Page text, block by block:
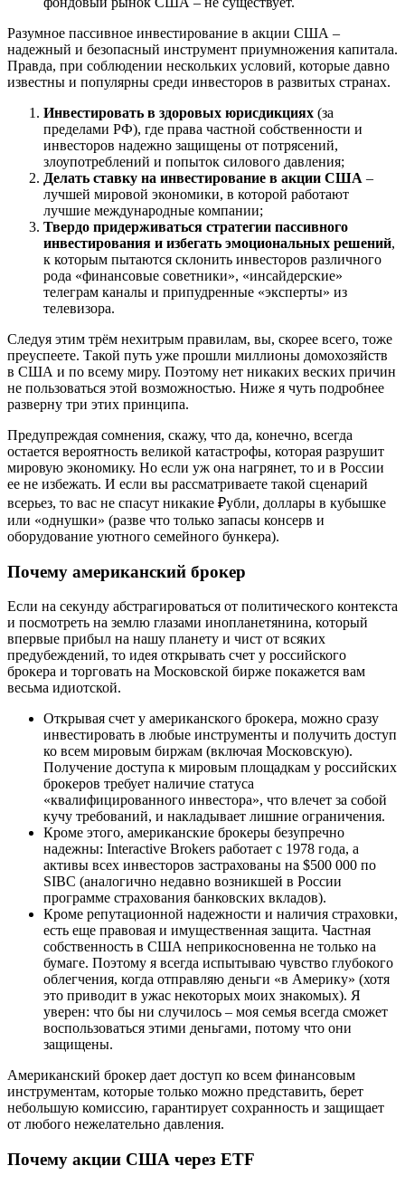
Разумное пассивное инвестирование в акции США –
надежный и безопасный инструмент приумножения капитала.
Правда, при соблюдении нескольких условий, которые давно
известны и популярны среди инвесторов в развитых странах.
Инвестировать в здоровых юрисдикциях (за
пределами РФ), где права частной собственности и
инвесторов надежно защищены от потрясений,
злоупотреблений и попыток силового давления;
Делать ставку на инвестирование в акции США –
лучшей мировой экономики, в которой работают
лучшие международные компании;
Твердо придерживаться стратегии пассивного
инвестирования и избегать эмоциональных решений,
к которым пытаются склонить инвесторов различного
рода «финансовые советники», «инсайдерские»
телеграм каналы и припудренные «эксперты» из
телевизора.
Следуя этим трём нехитрым правилам, вы, скорее всего, тоже
преуспеете. Такой путь уже прошли миллионы домохозяйств
в США и по всему миру. Поэтому нет никаких веских причин
не пользоваться этой возможностью. Ниже я чуть подробнее
разверну три этих принципа.
Предупреждая сомнения, скажу, что да, конечно, всегда
остается вероятность великой катастрофы, которая разрушит
мировую экономику. Но если уж она нагрянет, то и в России
ее не избежать. И если вы рассматриваете такой сценарий
всерьез, то вас не спасут никакие ₽убли, доллары в кубышке
или «однушки» (разве что только запасы консерв и
оборудование уютного семейного бункера).
Почему американский брокер
Если на секунду абстрагироваться от политического контекста
и посмотреть на землю глазами инопланетянина, который
впервые прибыл на нашу планету и чист от всяких
предубеждений, то идея открывать счет у российского
брокера и торговать на Московской бирже покажется вам
весьма идиотской.
Открывая счет у американского брокера, можно сразу
инвестировать в любые инструменты и получить доступ
ко всем мировым биржам (включая Московскую).
Получение доступа к мировым площадкам у российских
брокеров требует наличие статуса
«квалифицированного инвестора», что влечет за собой
кучу требований, и накладывает лишние ограничения.
Кроме этого, американские брокеры безупречно
надежны: Interactive Brokers работает с 1978 года, а
активы всех инвесторов застрахованы на $500 000 по
SIBC (аналогично недавно возникшей в России
программе страхования банковских вкладов).
Кроме репутационной надежности и наличия страховки,
есть еще правовая и имущественная защита. Частная
собственность в США неприкосновенна не только на
бумаге. Поэтому я всегда испытываю чувство глубокого
облегчения, когда отправляю деньги «в Америку» (хотя
это приводит в ужас некоторых моих знакомых). Я
уверен: что бы ни случилось – моя семья всегда сможет
воспользоваться этими деньгами, потому что они
защищены.
Американский брокер дает доступ ко всем финансовым
инструментам, которые только можно представить, берет
небольшую комиссию, гарантирует сохранность и защищает
от любого нежелательно давления.
Почему акции США через ETF